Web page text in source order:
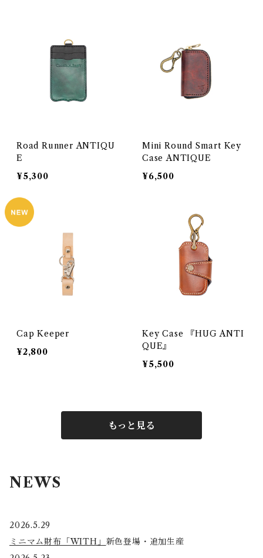
Road Runner ANTIQU
E
¥5,300
Mini Round Smart Key
Case ANTIQUE
¥6,500
Cap Keeper
¥2,800
Key Case 『HUG ANTI
QUE』
¥5,500
もっと見る
NEWS
2026.5.29
ミニマム財布「WITH」 新色登場・追加生産